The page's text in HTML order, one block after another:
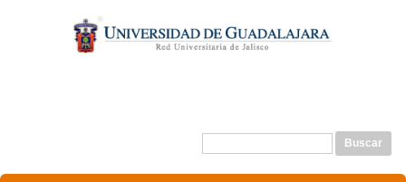
contenido
principal
Formulario de búsqueda
Buscar